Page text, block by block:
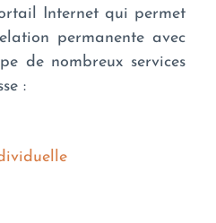
Internet qui permet
permanente avec
de nombreux services
: